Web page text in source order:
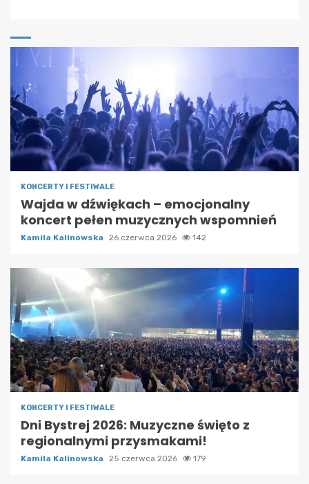
KONCERTY I FESTIWALE
Wajda w dźwiękach – emocjonalny
koncert pełen muzycznych wspomnień
Kamila Kalinowska 26 czerwca 2026 142
KONCERTY I FESTIWALE
Dni Bystrej 2026: Muzyczne święto z
regionalnymi przysmakami!
Kamila Kalinowska 25 czerwca 2026 179